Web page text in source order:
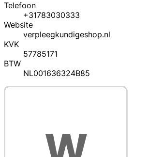
Telefoon
+31783030333
Website
verpleegkundigeshop.nl
KVK
57785171
BTW
NL001636324B85